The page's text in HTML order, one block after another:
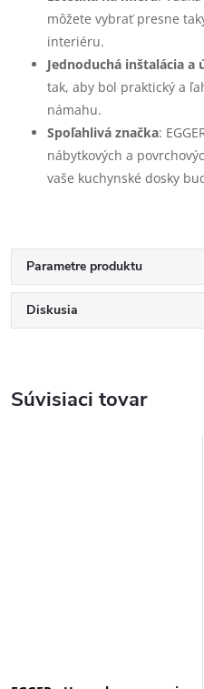
môžete vybrať presne
interiéru.
Jednoduchá inštalácia a
tak, aby bol praktický a
námahu.
Spoľahlivá značka:
nábytkových a
vaše kuchynské dosky
Parametre produktu
Diskusia
Súvisiaci tovar